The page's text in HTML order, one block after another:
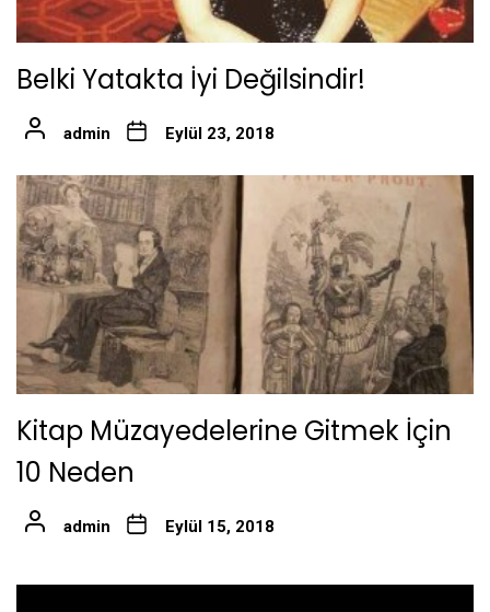
Belki Yatakta İyi Değilsindir!
admin Eylül 23, 2018
Kitap Müzayedelerine Gitmek İçin
10 Neden
admin Eylül 15, 2018